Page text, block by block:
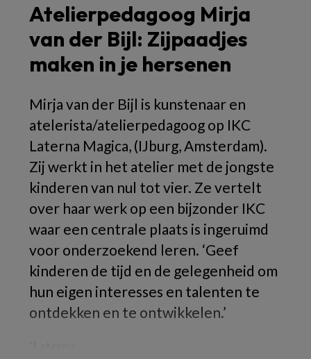
Atelierpedagoog Mirja
van der Bijl: Zijpaadjes
maken in je hersenen
Mirja van der Bijl is kunstenaar en
atelerista/atelierpedagoog op IKC
Laterna Magica, (IJburg, Amsterdam).
Zij werkt in het atelier met de jongste
kinderen van nul tot vier. Ze vertelt
over haar werk op een bijzonder IKC
waar een centrale plaats is ingeruimd
voor onderzoekend leren. ‘Geef
kinderen de tijd en de gelegenheid om
hun eigen interesses en talenten te
ontdekken en te ontwikkelen.’